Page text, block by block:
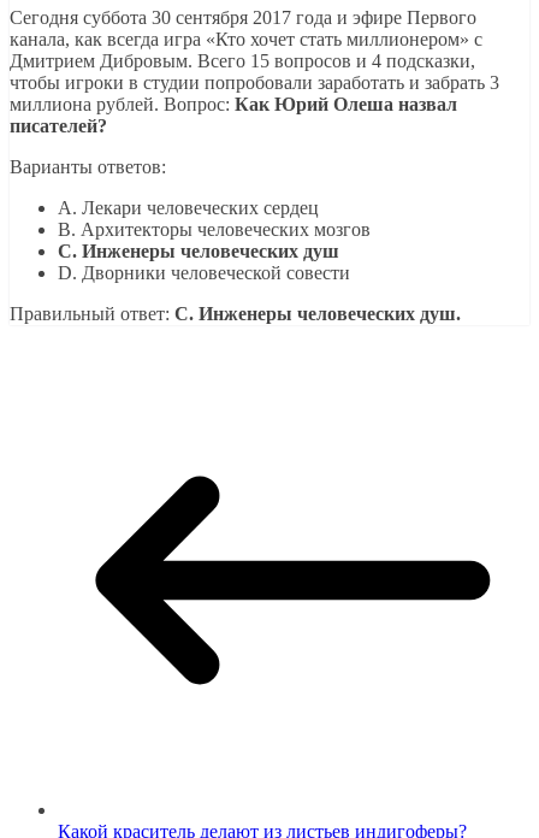
Сегодня суббота 30 сентября 2017 года и эфире Первого
канала, как всегда игра «Кто хочет стать миллионером» с
Дмитрием Дибровым. Всего 15 вопросов и 4 подсказки,
чтобы игроки в студии попробовали заработать и забрать 3
миллиона рублей. Вопрос: Как Юрий Олеша назвал
писателей?
Варианты ответов:
A. Лекари человеческих сердец
B. Архитекторы человеческих мозгов
C. Инженеры человеческих душ
D. Дворники человеческой совести
Правильный ответ: C. Инженеры человеческих душ.
Какой краситель делают из листьев индигоферы?